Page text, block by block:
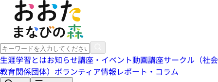
生涯学習とはお知らせ講座・イベント動画講座サークル（社会
教育関係団体） ボランティア情報レポート・コラム